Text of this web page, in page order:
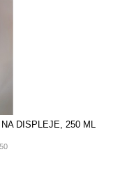
DISPLEJE, 250 ML